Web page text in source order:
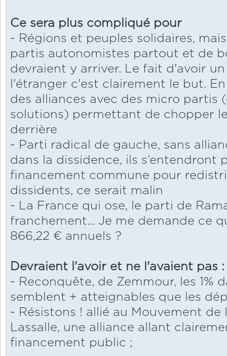
Ce sera plus compliqué pour
- Régions et peuples solidaires,
partis autonomistes partout et de
devraient y arriver. Le fait d'avoir
l'étranger c'est clairement le but.
des alliances avec des micro partis
solutions) permettant de chopper
derrière
- Parti radical de gauche, sans
dans la dissidence, ils s’entendront
financement commune pour
dissidents, ce serait malin
- La France qui ose, le parti de
franchement... Je me demande ce
866,22 € annuels ?
Devraient l'avoir et ne l'avaient pas :
- Reconquête, de Zemmour, les 1%
semblent + atteignables que les
- Résistons ! allié au Mouvement de
Lassalle, une alliance allant
financement public ;